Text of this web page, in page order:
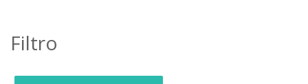
Filtro